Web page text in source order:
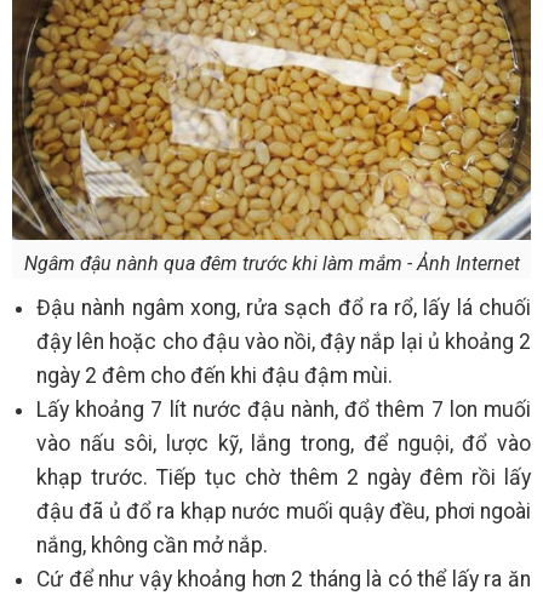
Ngâm đậu nành qua đêm trước khi làm mắm - Ảnh Internet
Đậu nành ngâm xong, rửa sạch đổ ra rổ, lấy lá chuối
đậy lên hoặc cho đậu vào nồi, đậy nắp lại ủ khoảng 2
ngày 2 đêm cho đến khi đậu đậm mùi.
Lấy khoảng 7 lít nước đậu nành, đổ thêm 7 lon muối
vào nấu sôi, lược kỹ, lắng trong, để nguội, đổ vào
khạp trước. Tiếp tục chờ thêm 2 ngày đêm rồi lấy
đậu đã ủ đổ ra khạp nước muối quậy đều, phơi ngoài
nắng, không cần mở nắp.
Cứ để như vậy khoảng hơn 2 tháng là có thể lấy ra ăn